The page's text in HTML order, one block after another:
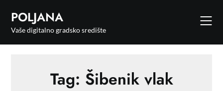
POLJANA
Vaše digitalno gradsko središte
Tag: Šibenik vlak